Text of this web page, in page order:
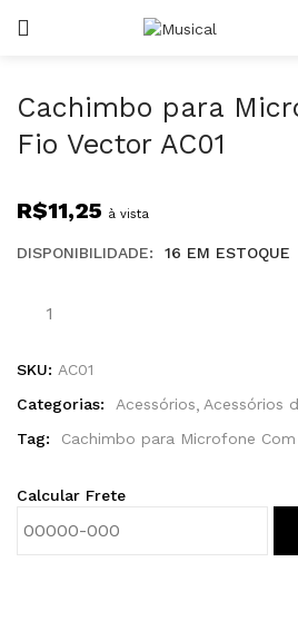
Lembrar-me
Cachimbo para
Fio Vector AC01
R$11,25 à vista
DISPONIBILIDADE: 16 EM ESTOQUE
SKU: AC01
Categorias:
Acessórios Acessórios
Tag:
Cachimbo para Microfone Com
Calcular Frete